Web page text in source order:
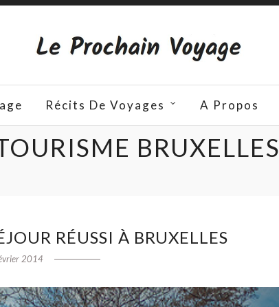
Récits De Voyages A Propos
BRUXELLES
RÉUSSI À BRUXELLES
2014